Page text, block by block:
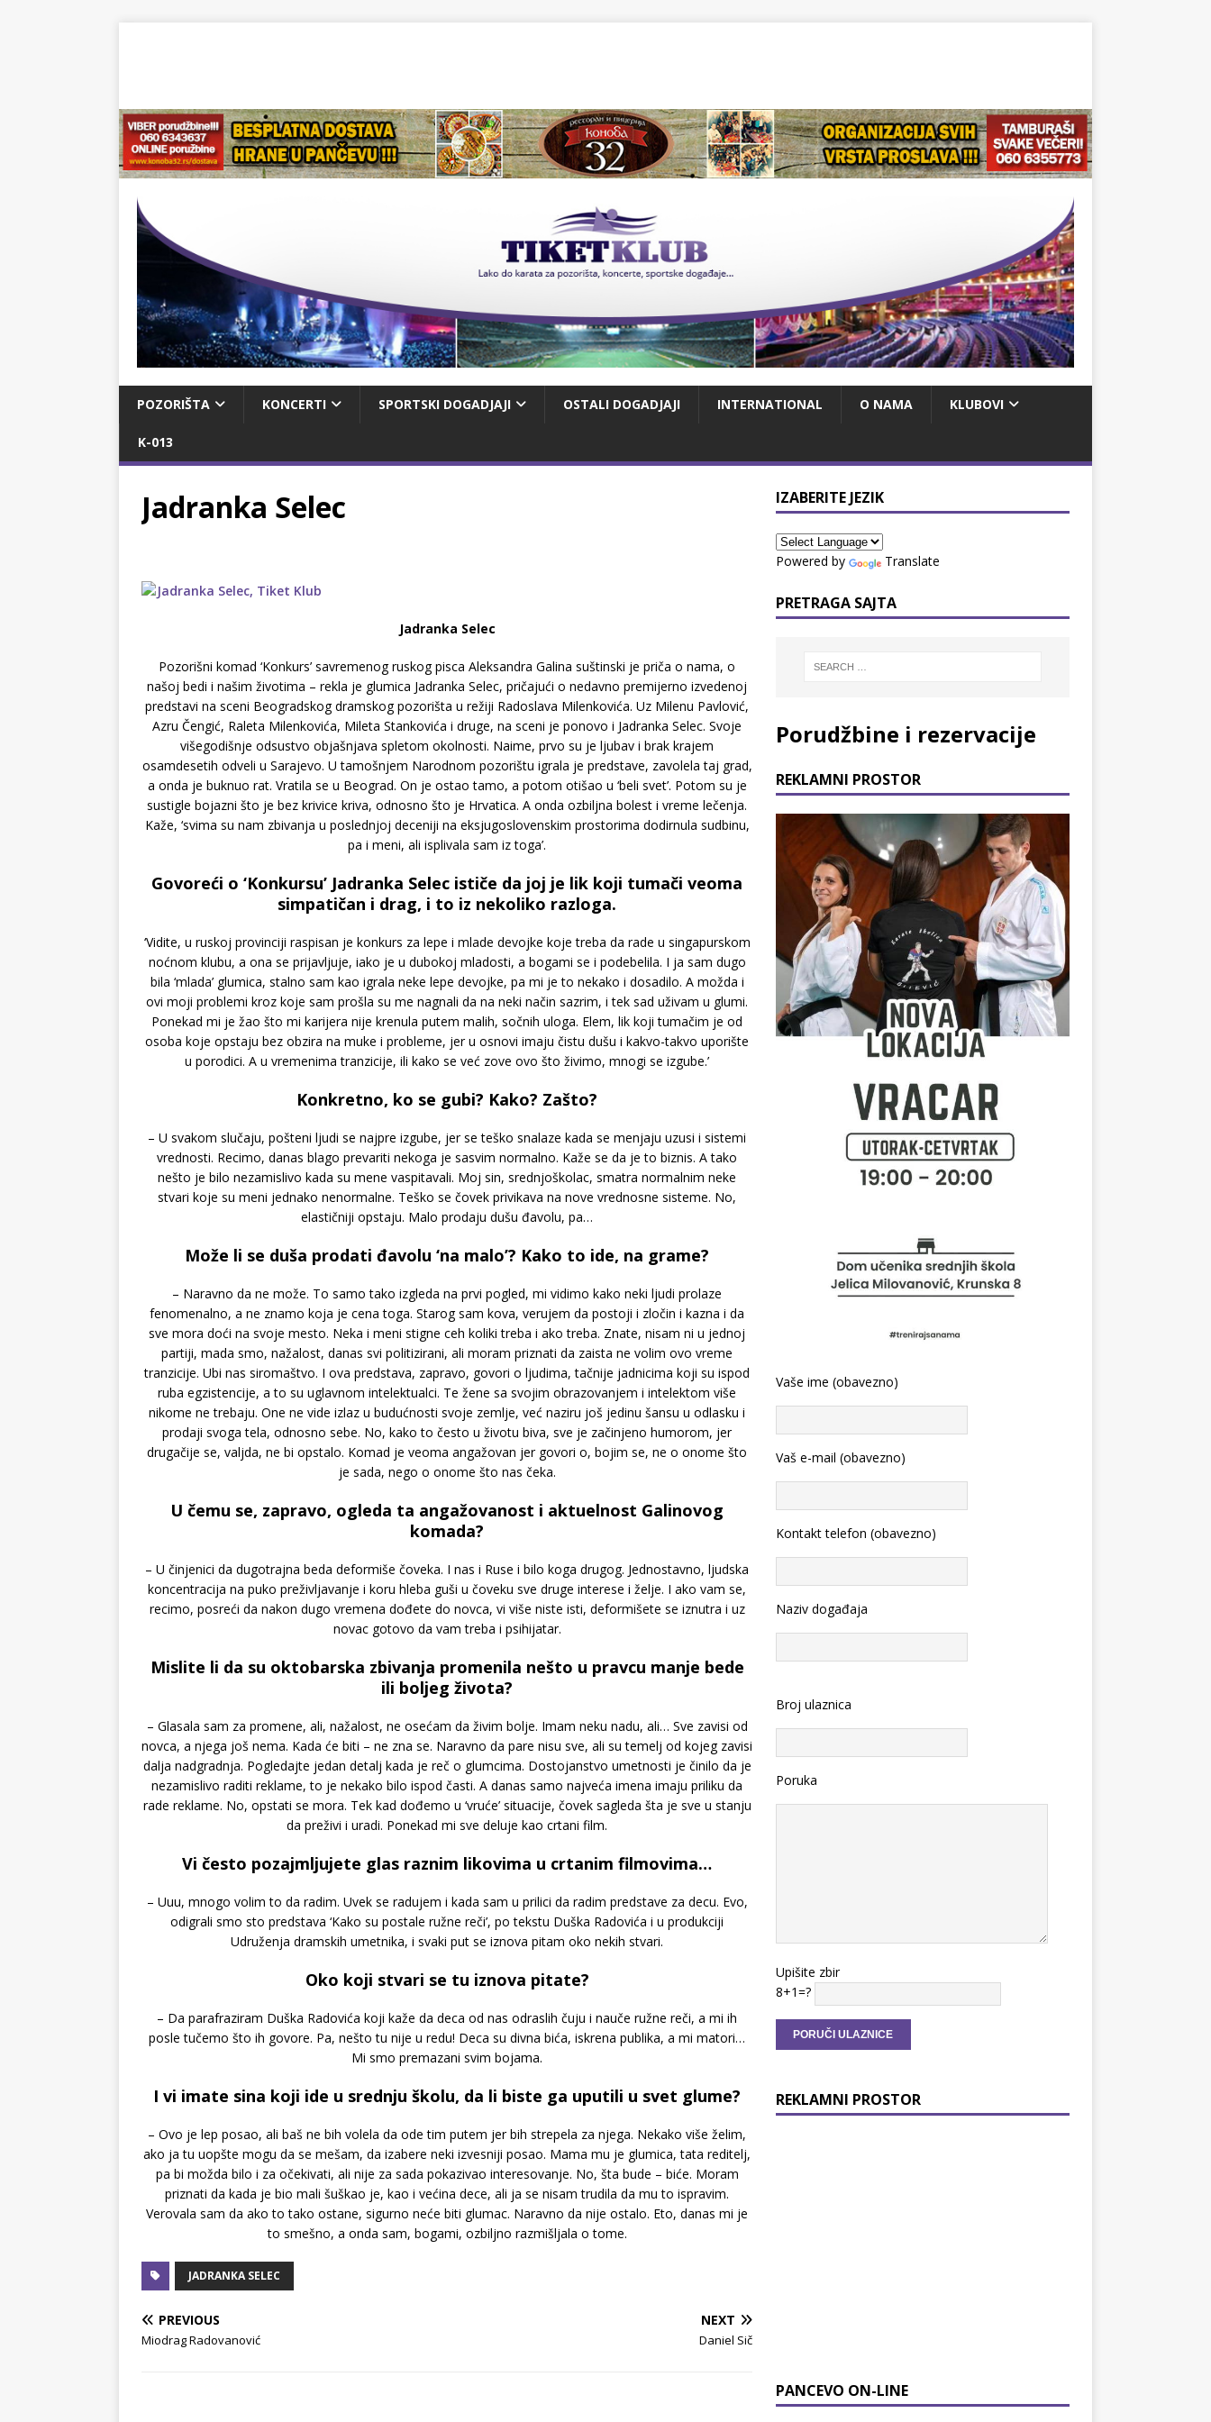
POZORIŠTA KONCERTI SPORTSKI DOGADJAJI OSTALI DOGADJAJI INTERNATIONAL O NAMA KLUBOVI
K-013
Jadranka Selec
Jadranka Selec
Pozorišni komad ‘Konkurs’ savremenog ruskog pisca Aleksandra Galina suštinski je priča o nama, o
našoj bedi i našim životima – rekla je glumica Jadranka Selec, pričajući o nedavno premijerno izvedenoj
predstavi na sceni Beogradskog dramskog pozorišta u režiji Radoslava Milenkovića. Uz Milenu Pavlović,
Azru Čengić, Raleta Milenkovića, Mileta Stankovića i druge, na sceni je ponovo i Jadranka Selec. Svoje
višegodišnje odsustvo objašnjava spletom okolnosti. Naime, prvo su je ljubav i brak krajem
osamdesetih odveli u Sarajevo. U tamošnjem Narodnom pozorištu igrala je predstave, zavolela taj grad,
a onda je buknuo rat. Vratila se u Beograd. On je ostao tamo, a potom otišao u ‘beli svet’. Potom su je
sustigle bojazni što je bez krivice kriva, odnosno što je Hrvatica. A onda ozbiljna bolest i vreme lečenja.
Kaže, ‘svima su nam zbivanja u poslednjoj deceniji na eksjugoslovenskim prostorima dodirnula sudbinu,
pa i meni, ali isplivala sam iz toga’.
Govoreći o ‘Konkursu’ Jadranka Selec ističe da joj je lik koji tumači veoma
simpatičan i drag, i to iz nekoliko razloga.
‘Vidite, u ruskoj provinciji raspisan je konkurs za lepe i mlade devojke koje treba da rade u singapurskom
noćnom klubu, a ona se prijavljuje, iako je u dubokoj mladosti, a bogami se i podebelila. I ja sam dugo
bila ‘mlada’ glumica, stalno sam kao igrala neke lepe devojke, pa mi je to nekako i dosadilo. A možda i
ovi moji problemi kroz koje sam prošla su me nagnali da na neki način sazrim, i tek sad uživam u glumi.
Ponekad mi je žao što mi karijera nije krenula putem malih, sočnih uloga. Elem, lik koji tumačim je od
osoba koje opstaju bez obzira na muke i probleme, jer u osnovi imaju čistu dušu i kakvo-takvo uporište
u porodici. A u vremenima tranzicije, ili kako se već zove ovo što živimo, mnogi se izgube.’
Konkretno, ko se gubi? Kako? Zašto?
– U svakom slučaju, pošteni ljudi se najpre izgube, jer se teško snalaze kada se menjaju uzusi i sistemi
vrednosti. Recimo, danas blago prevariti nekoga je sasvim normalno. Kaže se da je to biznis. A tako
nešto je bilo nezamislivo kada su mene vaspitavali. Moj sin, srednjoškolac, smatra normalnim neke
stvari koje su meni jednako nenormalne. Teško se čovek privikava na nove vrednosne sisteme. No,
elastičniji opstaju. Malo prodaju dušu đavolu, pa…
Može li se duša prodati đavolu ‘na malo’? Kako to ide, na grame?
– Naravno da ne može. To samo tako izgleda na prvi pogled, mi vidimo kako neki ljudi prolaze
fenomenalno, a ne znamo koja je cena toga. Starog sam kova, verujem da postoji i zločin i kazna i da
sve mora doći na svoje mesto. Neka i meni stigne ceh koliki treba i ako treba. Znate, nisam ni u jednoj
partiji, mada smo, nažalost, danas svi politizirani, ali moram priznati da zaista ne volim ovo vreme
tranzicije. Ubi nas siromaštvo. I ova predstava, zapravo, govori o ljudima, tačnije jadnicima koji su ispod
ruba egzistencije, a to su uglavnom intelektualci. Te žene sa svojim obrazovanjem i intelektom više
nikome ne trebaju. One ne vide izlaz u budućnosti svoje zemlje, već naziru još jedinu šansu u odlasku i
prodaji svoga tela, odnosno sebe. No, kako to često u životu biva, sve je začinjeno humorom, jer
drugačije se, valjda, ne bi opstalo. Komad je veoma angažovan jer govori o, bojim se, ne o onome što
je sada, nego o onome što nas čeka.
U čemu se, zapravo, ogleda ta angažovanost i aktuelnost Galinovog
komada?
– U činjenici da dugotrajna beda deformiše čoveka. I nas i Ruse i bilo koga drugog. Jednostavno, ljudska
koncentracija na puko preživljavanje i koru hleba guši u čoveku sve druge interese i želje. I ako vam se,
recimo, posreći da nakon dugo vremena dođete do novca, vi više niste isti, deformišete se iznutra i uz
novac gotovo da vam treba i psihijatar.
Mislite li da su oktobarska zbivanja promenila nešto u pravcu manje bede
ili boljeg života?
– Glasala sam za promene, ali, nažalost, ne osećam da živim bolje. Imam neku nadu, ali… Sve zavisi od
novca, a njega još nema. Kada će biti – ne zna se. Naravno da pare nisu sve, ali su temelj od kojeg zavisi
dalja nadgradnja. Pogledajte jedan detalj kada je reč o glumcima. Dostojanstvo umetnosti je činilo da je
nezamislivo raditi reklame, to je nekako bilo ispod časti. A danas samo najveća imena imaju priliku da
rade reklame. No, opstati se mora. Tek kad dođemo u ‘vruće’ situacije, čovek sagleda šta je sve u stanju
da preživi i uradi. Ponekad mi sve deluje kao crtani film.
Vi često pozajmljujete glas raznim likovima u crtanim filmovima…
– Uuu, mnogo volim to da radim. Uvek se radujem i kada sam u prilici da radim predstave za decu. Evo,
odigrali smo sto predstava ‘Kako su postale ružne reči’, po tekstu Duška Radovića i u produkciji
Udruženja dramskih umetnika, i svaki put se iznova pitam oko nekih stvari.
Oko koji stvari se tu iznova pitate?
– Da parafraziram Duška Radovića koji kaže da deca od nas odraslih čuju i nauče ružne reči, a mi ih
posle tučemo što ih govore. Pa, nešto tu nije u redu! Deca su divna bića, iskrena publika, a mi matori…
Mi smo premazani svim bojama.
I vi imate sina koji ide u srednju školu, da li biste ga uputili u svet glume?
– Ovo je lep posao, ali baš ne bih volela da ode tim putem jer bih strepela za njega. Nekako više želim,
ako ja tu uopšte mogu da se mešam, da izabere neki izvesniji posao. Mama mu je glumica, tata reditelj,
pa bi možda bilo i za očekivati, ali nije za sada pokazivao interesovanje. No, šta bude – biće. Moram
priznati da kada je bio mali šuškao je, kao i većina dece, ali ja se nisam trudila da mu to ispravim.
Verovala sam da ako to tako ostane, sigurno neće biti glumac. Naravno da nije ostalo. Eto, danas mi je
to smešno, a onda sam, bogami, ozbiljno razmišljala o tome.
JADRANKA SELEC
PREVIOUS
Miodrag Radovanović
NEXT
Daniel Sič
IZABERITE JEZIK
Powered by Translate
PRETRAGA SAJTA
Porudžbine i rezervacije
REKLAMNI PROSTOR
Vaše ime (obavezno)
Vaš e-mail (obavezno)
Kontakt telefon (obavezno)
Naziv događaja
Broj ulaznica
Poruka
Upišite zbir
8+1=?
REKLAMNI PROSTOR
PANCEVO ON-LINE